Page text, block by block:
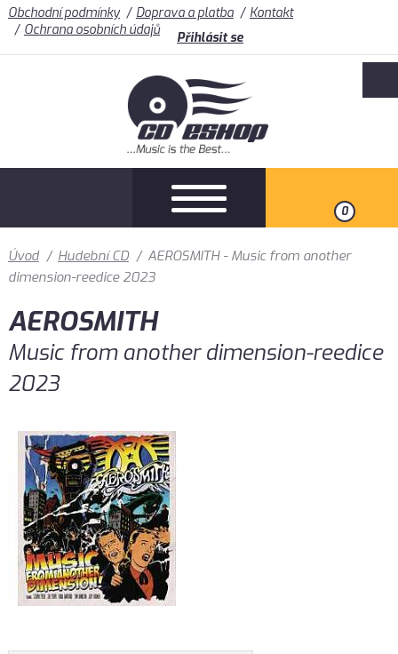
Obchodní podmínky Doprava a platba
Kontakt
Ochrana osobních údajů
Přihlásit se
0
Úvod / Hudební CD / AEROSMITH - Music from another
dimension-reedice 2023
AEROSMITH
Music from another dimension-reedice
2023